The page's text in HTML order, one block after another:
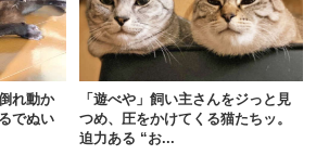
れ動か
でぬい
「遊べや」飼い主さんをジっと見
つめ、圧をかけてくる猫たちッ。
迫力ある “お...
閉じる